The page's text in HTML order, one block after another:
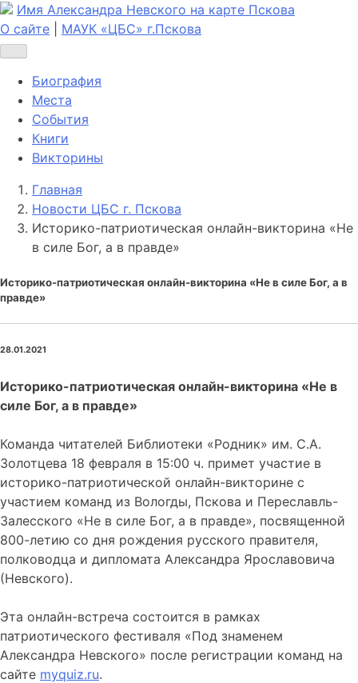
Имя Александра Невского на карте Пскова
О сайте
МАУК «ЦБС» г.Пскова
Биография
Места
События
Книги
Викторины
Главная
Новости ЦБС г. Пскова
Историко-патриотическая онлайн-викторина «Не
в силе Бог, а в правде»
Историко-патриотическая онлайн-викторина «Не в силе Бог, а в
правде»
28.01.2021
Историко-патриотическая онлайн-викторина «Не в
силе Бог, а в правде»
Команда читателей Библиотеки «Родник» им. С.А.
Золотцева 18 февраля в 15:00 ч. примет участие в
историко-патриотической онлайн-викторине с
участием команд из Вологды, Пскова и Переславль-
Залесского «Не в силе Бог, а в правде», посвященной
800-летию со дня рождения русского правителя,
полководца и дипломата Александра Ярославовича
(Невского).
Эта онлайн-встреча состоится в рамках
патриотического фестиваля «Под знаменем
Александра Невского» после регистрации команд на
сайте myquiz.ru.